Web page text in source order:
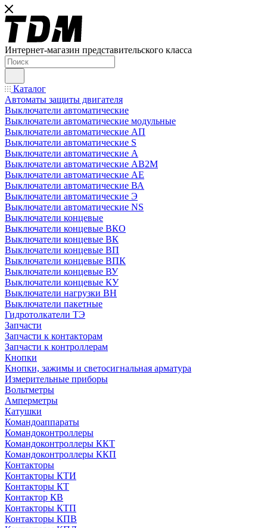
Интернет-магазин представительского класса
Каталог
Автоматы защиты двигателя
Выключатели автоматические
Выключатели автоматические модульные
Выключатели автоматические АП
Выключатели автоматические S
Выключатели автоматические А
Выключатели автоматические АВ2М
Выключатели автоматические АЕ
Выключатели автоматические ВА
Выключатели автоматические Э
Выключатели автоматические NS
Выключатели концевые
Выключатели концевые ВКО
Выключатели концевые ВК
Выключатели концевые ВП
Выключатели концевые ВПК
Выключатели концевые ВУ
Выключатели концевые КУ
Выключатели нагрузки ВН
Выключатели пакетные
Гидротолкатели ТЭ
Запчасти
Запчасти к контакторам
Запчасти к контроллерам
Кнопки
Кнопки, зажимы и светосигнальная арматура
Измерительные приборы
Вольтметры
Амперметры
Катушки
Командоаппараты
Командоконтроллеры
Командоконтроллеры ККТ
Командоконтроллеры ККП
Контакторы
Контакторы КТИ
Контакторы КТ
Контактор КВ
Контакторы КТП
Контакторы КПВ